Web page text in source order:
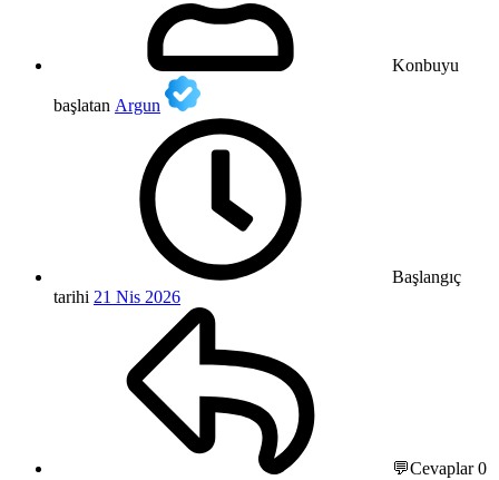
Konbuyu
başlatan Argun
Başlangıç
tarihi 21 Nis 2026
💬Cevaplar0